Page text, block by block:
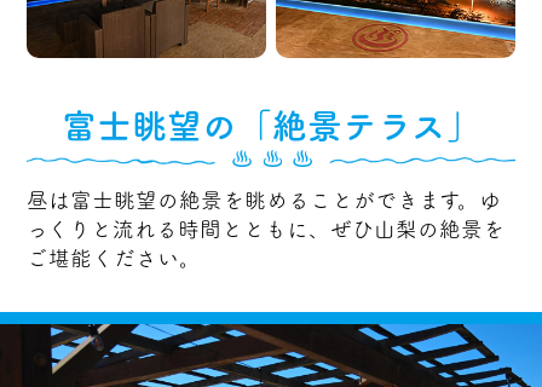
富士眺望の「絶景テラス」
昼は富士眺望の絶景を眺めることができます。ゆ
っくりと流れる時間とともに、ぜひ山梨の絶景を
ご堪能ください。